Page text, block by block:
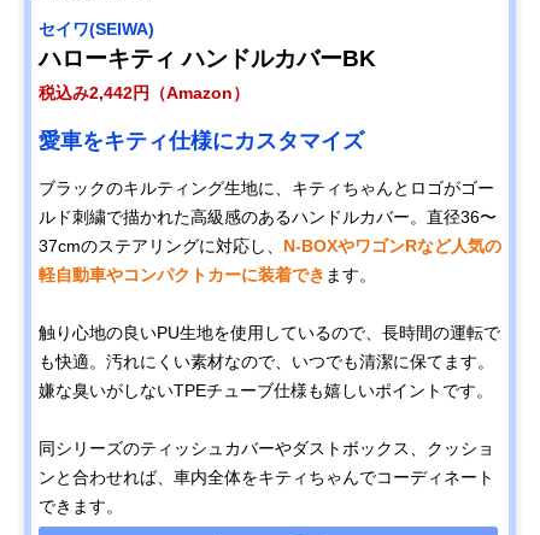
セイワ(SEIWA)
ハローキティ ハンドルカバーBK
税込み2,442円（Amazon）
愛車をキティ仕様にカスタマイズ
ブラックのキルティング生地に、キティちゃんとロゴがゴー
ルド刺繍で描かれた高級感のあるハンドルカバー。直径36〜
37cmのステアリングに対応し、 N-BOXやワゴンRなど人気の
軽自動車やコンパクトカーに装着でき ます。
触り心地の良いPU生地を使用しているので、長時間の運転で
も快適。汚れにくい素材なので、いつでも清潔に保てます。
嫌な臭いがしないTPEチューブ仕様も嬉しいポイントです。
同シリーズのティッシュカバーやダストボックス、クッショ
ンと合わせれば、車内全体をキティちゃんでコーディネート
できます。